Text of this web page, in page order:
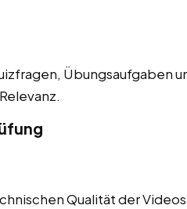
Übungsaufgaben
Qualität der